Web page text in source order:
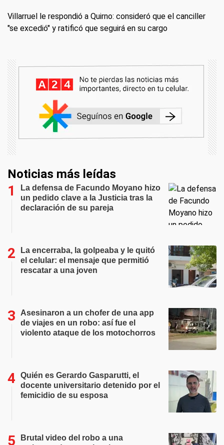
Villarruel le respondió a Quirno: consideró que el canciller
"se excedió" y ratificó que seguirá en su cargo
Noticias más leídas
La defensa de Facundo Moyano hizo
un pedido clave a la Justicia tras la
declaración de su pareja
La encerraba, la golpeaba y le quitó
el celular: el mensaje que permitió
rescatar a una joven
Asesinaron a un chofer de una app
de viajes en un robo: así fue el
violento ataque de los motochorros
Quién es Gerardo Gasparutti, el
docente universitario detenido por el
femicidio de su esposa
Brutal video del robo a una